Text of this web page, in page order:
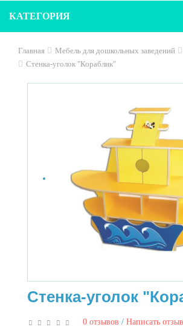
КАТЕГОРИЯ
Главная Мебель для дошкольных заведений
Стенка-уголок "Кораблик"
Стенка-уголок
0 отзывов / Написать отзыв